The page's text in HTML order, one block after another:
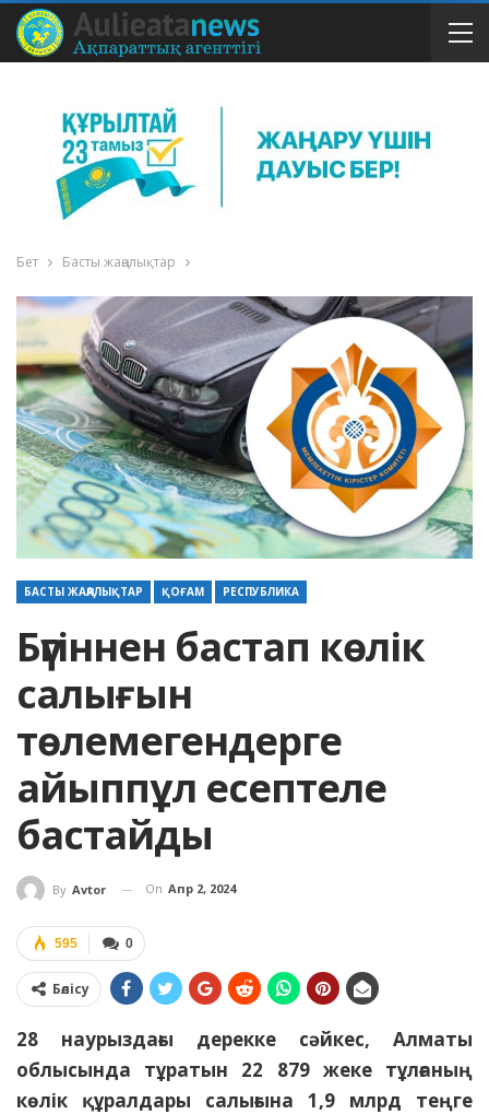
Бет Басты жаңалықтар
БАСТЫ ЖАҢАЛЫҚТАР ҚОҒАМ РЕСПУБЛИКА
Бүгіннен бастап көлік
салығын
төлемегендерге
айыппұл есептеле
бастайды
By Avtor On Апр 2, 2024
0
595
Бөлісу
28 наурыздағы дерекке сәйкес, Алматы
облысында тұратын 22 879 жеке тұлғаның
көлік құралдары салығына 1,9 млрд теңге